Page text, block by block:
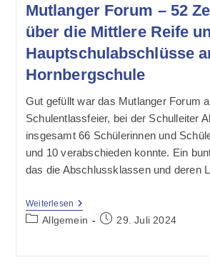
Mutlanger Forum – 52
über die Mittlere Reife
Hauptschulabschlüsse
Hornbergschule
Gut gefüllt war das Mutlanger Forum
Schulentlassfeier, bei der Schulleiter
insgesamt 66 Schülerinnen und
und 10 verabschieden konnte. Ein
das die Abschlussklassen und deren
Weiterlesen Stimmungsvolle
Entlassfeier
Im
Beitrags-
Allgemein
Beitrag29. Juli 2024